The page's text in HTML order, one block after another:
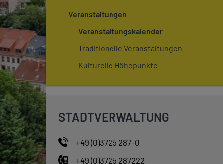
Veranstaltungen
Veranstaltungskalender
Traditionelle Veranstaltungen
Kulturelle Höhepunkte
STADTVERWALTUNG
+49 (0)3725 287-0
+49 (0)3725 287222